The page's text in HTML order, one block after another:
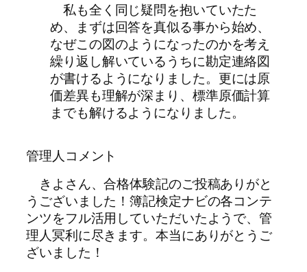
私も全く同じ疑問を抱いていたた
め、まずは回答を真似る事から始め、
なぜこの図のようになったのかを考え
繰り返し解いているうちに勘定連絡図
が書けるようになりました。更には原
価差異も理解が深まり、標準原価計算
までも解けるようになりました。
管理人コメント
きよさん、合格体験記のご投稿ありがと
うございました！簿記検定ナビの各コンテ
ンツをフル活用していただいたようで、管
理人冥利に尽きます。本当にありがとうご
ざいました！